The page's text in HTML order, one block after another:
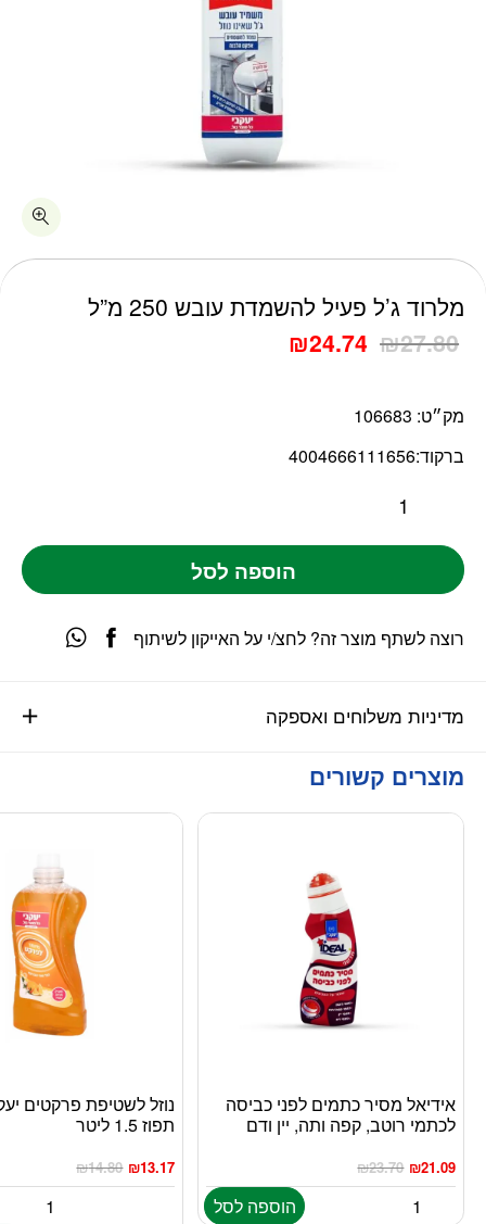
מלרוד ג’ל פעיל להשמדת עובש 250 מ”ל
₪27.80
₪24.74
מק״ט: 106683
ברקוד:4004666111656
כמות מלרוד ג'ל פעיל להשמדת עובש 250 מ"ל
הוספה לסל
מדיניות משלוחים ואספקה
רוצה לשתף מוצר זה? לחצ/י על האייקון לשיתוף
מוצרים קשורים
אידיאל מסיר כתמים לפני כביסה
לכתמי רוטב, קפה ותה, יין ודם
₪23.70 ₪21.09
הוספה לסל
נוזל לשטיפת פרקטים
תפוז 1.5 ליטר
₪14.80 ₪13.17